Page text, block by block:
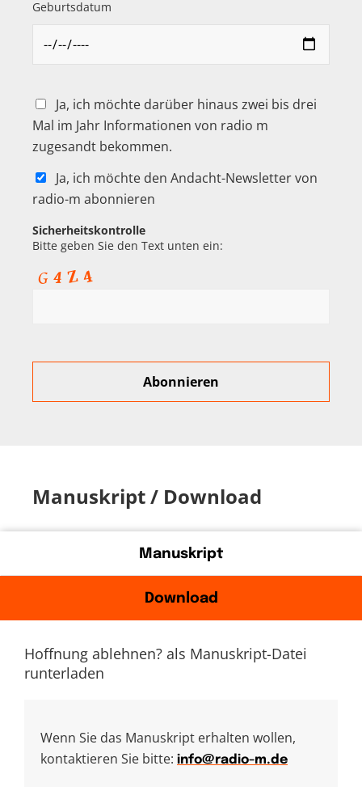
Geburtsdatum
Ja, ich möchte darüber hinaus zwei bis drei
Mal im Jahr Informationen von radio m
zugesandt bekommen.
Ja, ich möchte den Andacht-Newsletter von
radio-m abonnieren
Sicherheitskontrolle
Bitte geben Sie den Text unten ein:
Manuskript / Download
Manuskript
Download
Hoffnung ablehnen? als Manuskript-Datei
runterladen
Wenn Sie das Manuskript erhalten wollen,
kontaktieren Sie bitte: info@radio-m.de